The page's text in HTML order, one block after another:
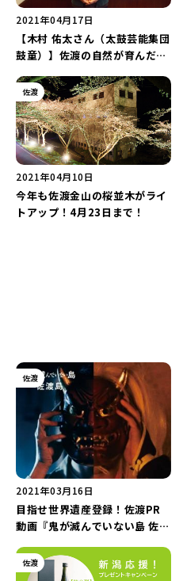
2021年04月17日
【木村 佑太さん（太鼓芸能集団
鼓童）】佐渡の自然が育んだ鼓
佐渡
2021年04月10日
今年も佐渡金山の桜並木がライ
トアップ！4月23日まで！
佐渡
2021年03月16日
目指せ世界遺産登録！佐渡PR
動画『鬼が滅んでいない島 佐渡
佐渡